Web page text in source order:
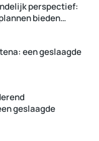
perspectief:
bieden…
een geslaagde
geslaagde